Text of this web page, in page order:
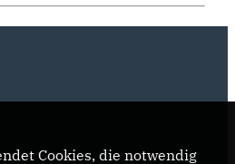
KONTAKT
Cookies, die notwendig